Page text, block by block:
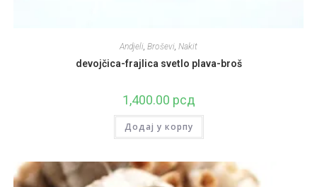
Andjeli, Broševi, Nakit
devojčica-frajlica svetlo plava-broš
1,400.00 рсд
Додај у корпу